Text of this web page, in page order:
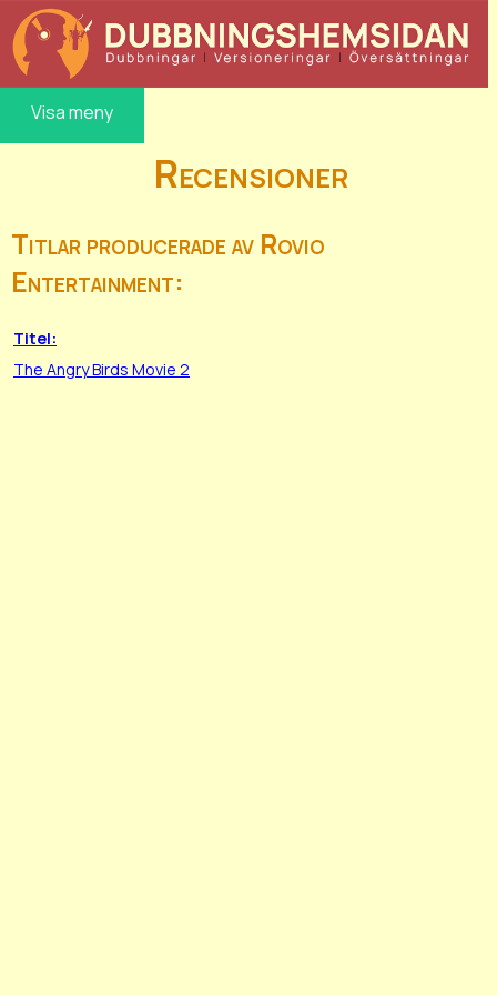
Visa meny
Recensioner
Titlar producerade av Rovio
Entertainment:
Titel:
The Angry Birds Movie 2